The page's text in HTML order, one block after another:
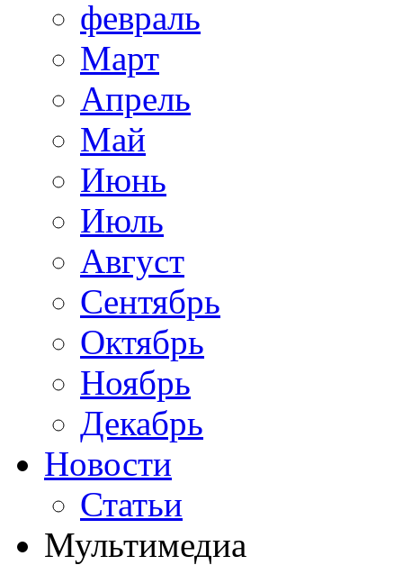
февраль
Март
Апрель
Май
Июнь
Июль
Август
Сентябрь
Октябрь
Ноябрь
Декабрь
Новости
Статьи
Мультимедиа